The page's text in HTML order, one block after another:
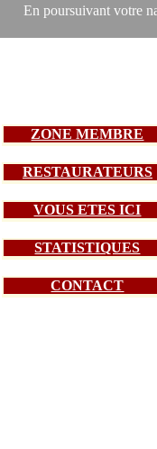
En poursuivant votre
ZONE MEMBRE
RESTAURATEURS
VOUS ETES ICI
STATISTIQUES
CONTACT